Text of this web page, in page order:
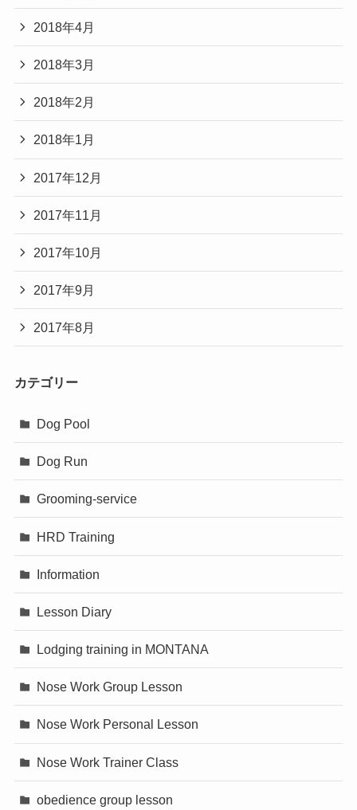
2018年4月
2018年3月
2018年2月
2018年1月
2017年12月
2017年11月
2017年10月
2017年9月
2017年8月
カテゴリー
Dog Pool
Dog Run
Grooming-service
HRD Training
Information
Lesson Diary
Lodging training in MONTANA
Nose Work Group Lesson
Nose Work Personal Lesson
Nose Work Trainer Class
obedience group lesson